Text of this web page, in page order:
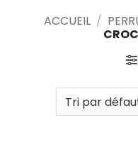
ACCUEIL /